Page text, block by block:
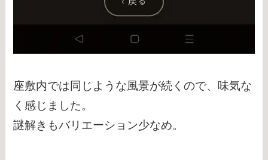
座敷内では同じような風景が続くので、味気な
く感じました。
謎解きもバリエーション少なめ。